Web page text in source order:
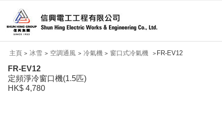
主頁 > 冰雪 > 空調通風 > 冷氣機 > 窗口式冷氣機 > FR-EV12
FR-EV12
定頻淨冷窗口機(1.5匹)
HK$ 4,780